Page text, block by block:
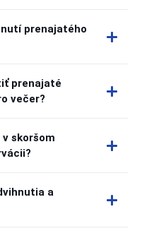
prenajatého
prenajaté
večer?
skoršom
a